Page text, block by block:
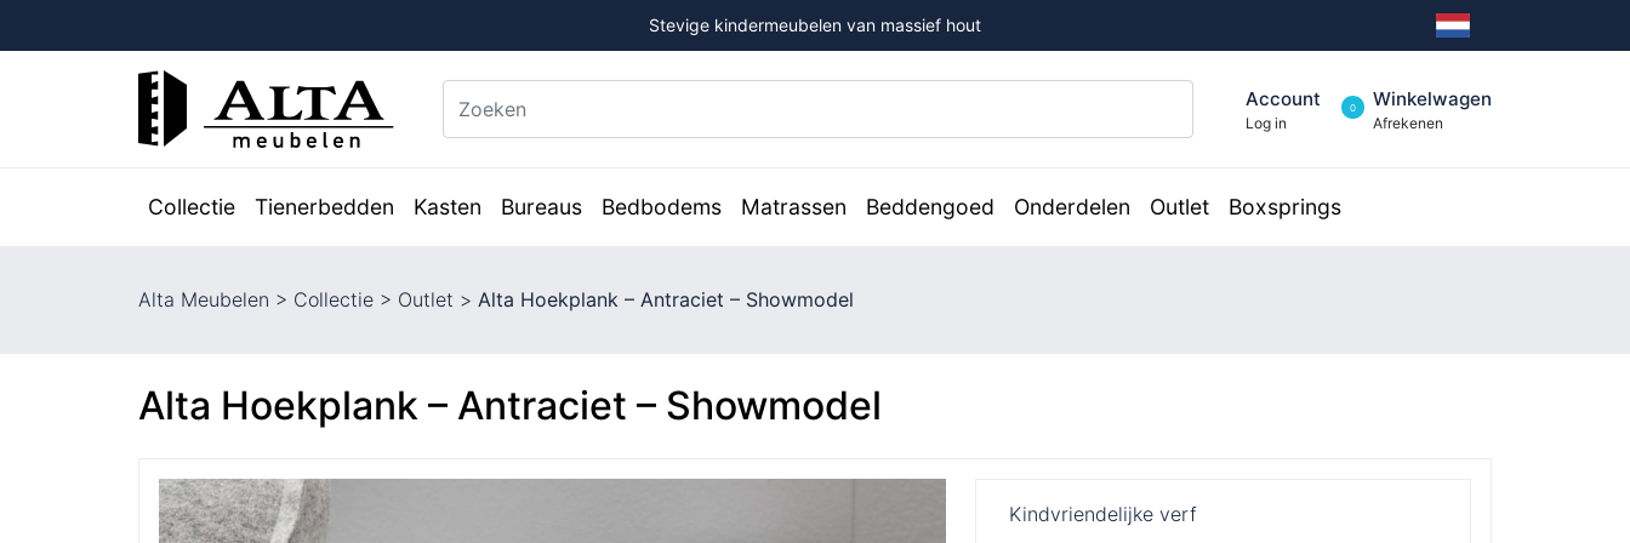
Stevige kindermeubelen van massief hout
Account
Log in
0 Winkelwagen
Afrekenen
Collectie Tienerbedden Kasten Bureaus Bedbodems Matrassen Beddengoed Onderdelen Outlet Boxsprings
Alta Meubelen > Collectie > Outlet > Alta Hoekplank – Antraciet – Showmodel
Alta Hoekplank – Antraciet – Showmodel
Kindvriendelijke verf